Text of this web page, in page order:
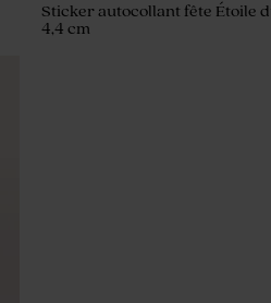
Sticker autocollant fête Étoile
4,4 cm